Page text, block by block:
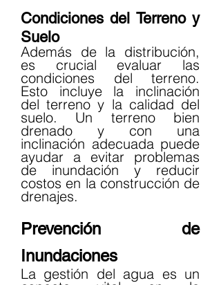
Condiciones del Terreno y
Suelo
Además de la distribución,
es crucial evaluar las
condiciones del terreno.
Esto incluye la inclinación
del terreno y la calidad del
suelo. Un terreno bien
drenado y con una
inclinación adecuada puede
ayudar a evitar problemas
de inundación y reducir
costos en la construcción de
drenajes.
Prevención de
Inundaciones
La gestión del agua es un